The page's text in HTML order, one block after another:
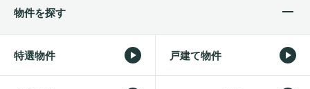
物件を探す
特選物件 戸建て物件